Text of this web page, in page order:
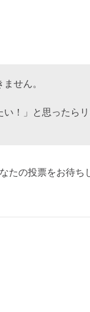
せん。
い！」と思ったら
たの投票をお待ち